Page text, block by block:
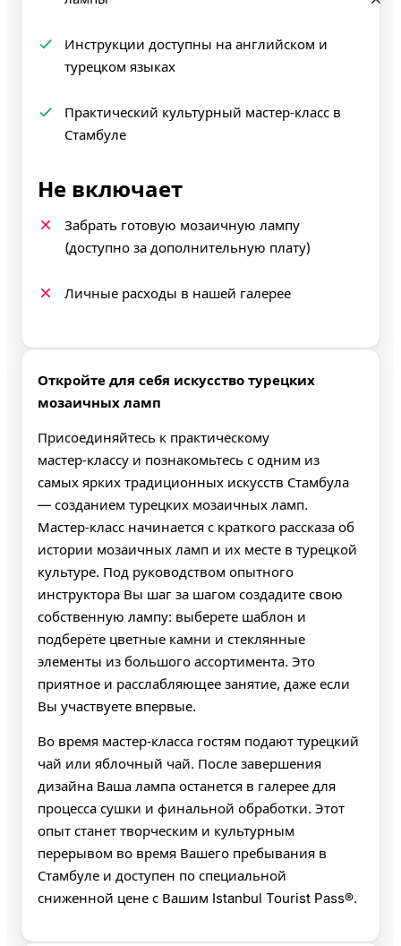
Инструкции доступны на английском и
турецком языках
Практический культурный мастер‑класс в
Стамбуле
Не включает
Забрать готовую мозаичную лампу
(доступно за дополнительную плату)
Личные расходы в нашей галерее
Откройте для себя искусство турецких
мозаичных ламп
Присоединяйтесь к практическому
мастер‑классу и познакомьтесь с одним из
самых ярких традиционных искусств Стамбула
— созданием турецких мозаичных ламп.
Мастер‑класс начинается с краткого рассказа об
истории мозаичных ламп и их месте в турецкой
культуре. Под руководством опытного
инструктора Вы шаг за шагом создадите свою
собственную лампу: выберете шаблон и
подберёте цветные камни и стеклянные
элементы из большого ассортимента. Это
приятное и расслабляющее занятие, даже если
Вы участвуете впервые.
Во время мастер‑класса гостям подают турецкий
чай или яблочный чай. После завершения
дизайна Ваша лампа останется в галерее для
процесса сушки и финальной обработки. Этот
опыт станет творческим и культурным
перерывом во время Вашего пребывания в
Стамбуле и доступен по специальной
сниженной цене с Вашим Istanbul Tourist Pass®.